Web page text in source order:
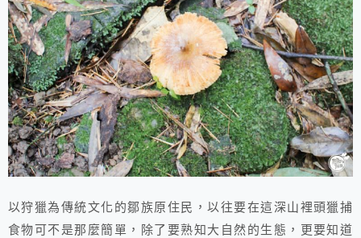
以狩獵為傳統文化的鄒族原住民，以往要在這深山裡頭獵捕
食物可不是那麼簡單，除了要熟知大自然的生態，更要知道